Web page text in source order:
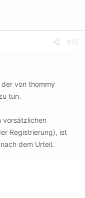
#15
von thommy
tun.
vorsätzlichen
Registrierung), ist
dem Urteil.